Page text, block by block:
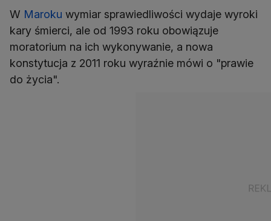
W Maroku wymiar sprawiedliwości wydaje wyroki
kary śmierci, ale od 1993 roku obowiązuje
moratorium na ich wykonywanie, a nowa
konstytucja z 2011 roku wyraźnie mówi o "prawie
do życia".